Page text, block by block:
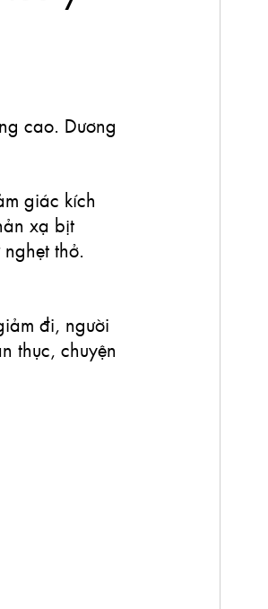
cao. Dương
giác kích
xạ bịt
thở.
đi, người
thục, chuyện